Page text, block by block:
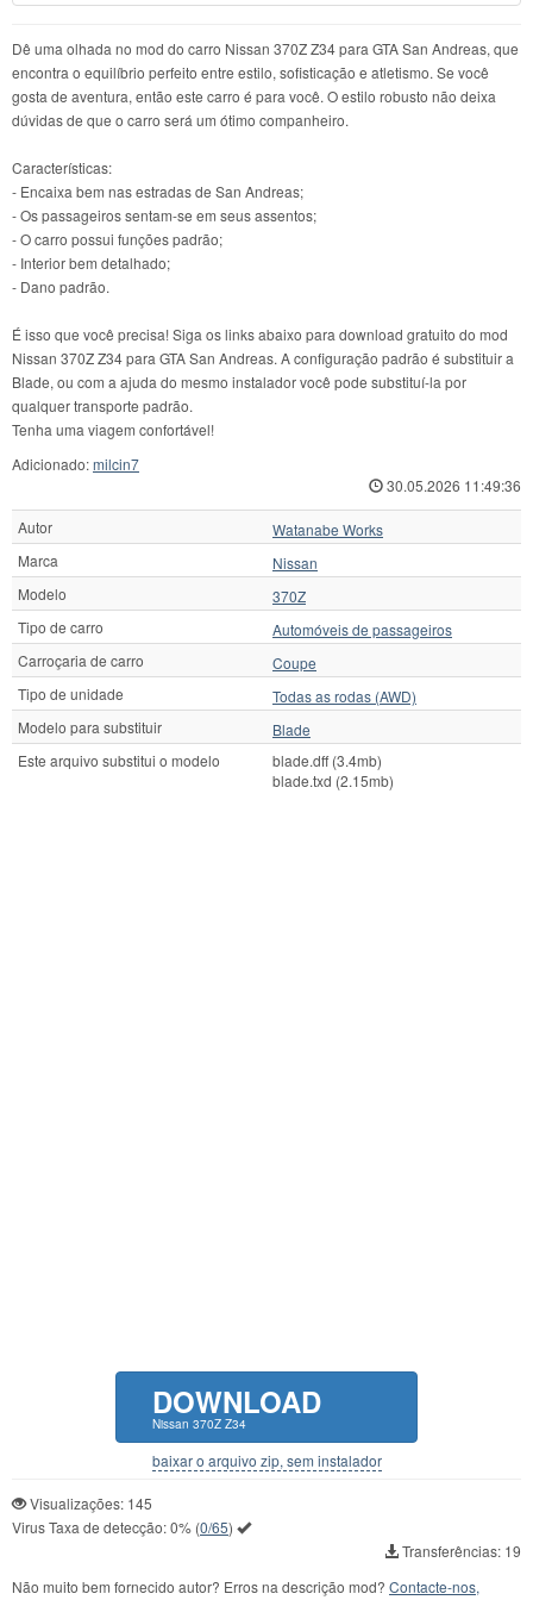
Dê uma olhada no mod do carro Nissan 370Z Z34 para GTA San Andreas, que
encontra o equilíbrio perfeito entre estilo, sofisticação e atletismo. Se você
gosta de aventura, então este carro é para você. O estilo robusto não deixa
dúvidas de que o carro será um ótimo companheiro.
Características:
- Encaixa bem nas estradas de San Andreas;
- Os passageiros sentam-se em seus assentos;
- O carro possui funções padrão;
- Interior bem detalhado;
- Dano padrão.
É isso que você precisa! Siga os links abaixo para download gratuito do mod
Nissan 370Z Z34 para GTA San Andreas. A configuração padrão é substituir a
Blade, ou com a ajuda do mesmo instalador você pode substituí-la por
qualquer transporte padrão.
Tenha uma viagem confortável!
Adicionado:milcin7
30.05.2026 11:49:36
Autor
Watanabe Works
Marca
Nissan
Modelo
370Z
Tipo de carro
Automóveis de passageiros
Carroçaria de carro
Coupe
Tipo de unidade
Todas as rodas (AWD)
Modelo para substituir
Blade
Este arquivo substitui o modelo
blade.dff (3.4mb)
blade.txd (2.15mb)
DOWNLOAD
Nissan 370Z Z34
baixar o arquivo zip, sem instalador
Visualizações: 145
Virus Taxa de detecção:0% (0/65)
Transferências: 19
Não muito bem fornecido autor? Erros na descrição mod? Contacte-nos,